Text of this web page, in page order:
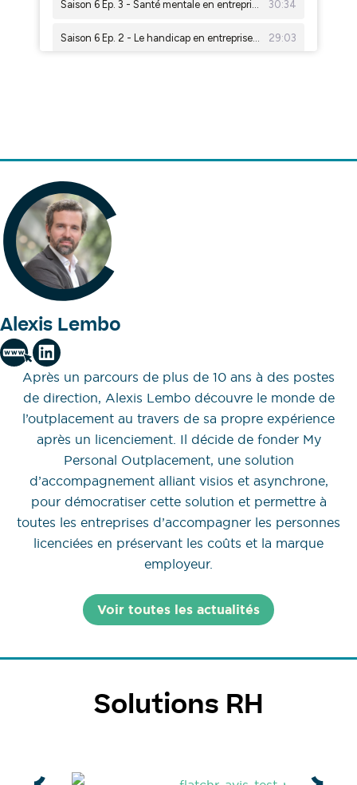
Alexis Lembo
Après un parcours de plus de 10 ans à des postes
de direction, Alexis Lembo découvre le monde de
l’outplacement au travers de sa propre expérience
après un licenciement. Il décide de fonder My
Personal Outplacement, une solution
d’accompagnement alliant visios et asynchrone,
pour démocratiser cette solution et permettre à
toutes les entreprises d’accompagner les personnes
licenciées en préservant les coûts et la marque
employeur.
Voir toutes les actualités
Solutions RH